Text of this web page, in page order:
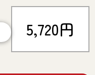
5,720円